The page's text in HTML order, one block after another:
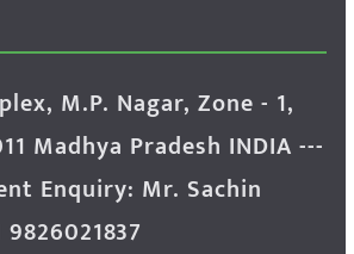
M.P. Nagar, Zone - 1,
Madhya Pradesh INDIA ---
Enquiry: Mr. Sachin